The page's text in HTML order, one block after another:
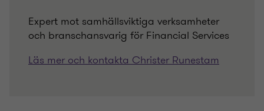
Expert mot samhällsviktiga verksamheter
och branschansvarig för Financial Services
Läs mer och kontakta Christer Runestam